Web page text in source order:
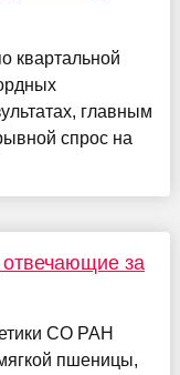
квартальной
главным
спрос на
за
СО РАН
пшеницы,